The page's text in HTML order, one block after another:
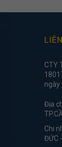
CTY
Địa
Chi
ĐỨC